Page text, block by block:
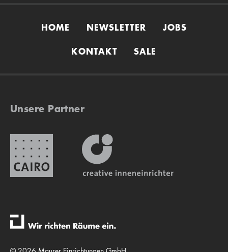
HOME NEWSLETTER JOBS
KONTAKT SALE
Unsere Partner